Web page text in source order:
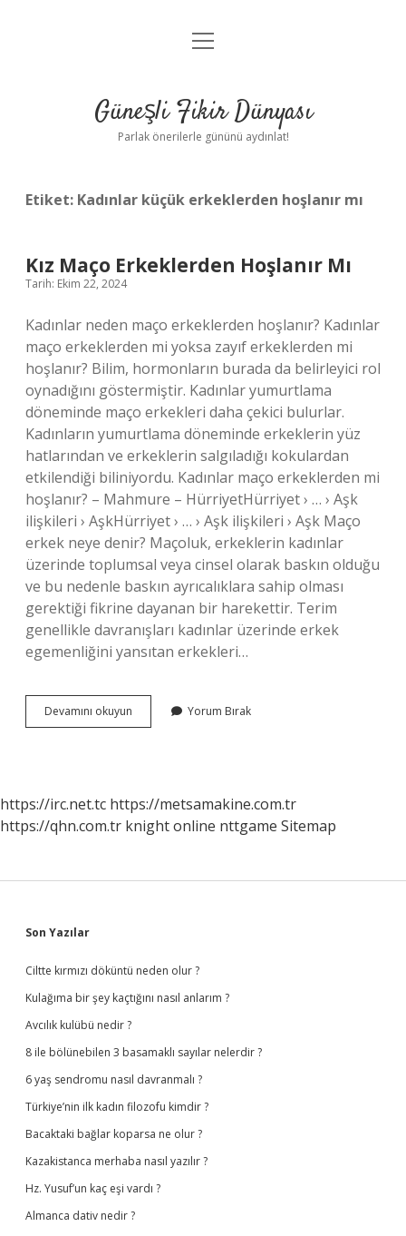
Anasayfa
Yasal Uyarı
menüyü
Güneşli Fikir Dünyası
Parlak önerilerle gününü aydınlat!
Etiket: Kadınlar küçük erkeklerden hoşlanır mı
Kız Maço Erkeklerden Hoşlanır Mı
Tarih: Ekim 22, 2024
Kadınlar neden maço erkeklerden hoşlanır? Kadınlar
maço erkeklerden mi yoksa zayıf erkeklerden mi
hoşlanır? Bilim, hormonların burada da belirleyici rol
oynadığını göstermiştir. Kadınlar yumurtlama
döneminde maço erkekleri daha çekici bulurlar.
Kadınların yumurtlama döneminde erkeklerin yüz
hatlarından ve erkeklerin salgıladığı kokulardan
etkilendiği biliniyordu. Kadınlar maço erkeklerden mi
hoşlanır? – Mahmure – HürriyetHürriyet › … › Aşk
ilişkileri › AşkHürriyet › … › Aşk ilişkileri › Aşk Maço
erkek neye denir? Maçoluk, erkeklerin kadınlar
üzerinde toplumsal veya cinsel olarak baskın olduğu
ve bu nedenle baskın ayrıcalıklara sahip olması
gerektiği fikrine dayanan bir harekettir. Terim
genellikle davranışları kadınlar üzerinde erkek
egemenliğini yansıtan erkekleri…
Devamını okuyun
Maço
Yorum Bırak
https://irc.net.tc https://metsamakine.com.tr
https://qhn.com.tr knight online nttgame Sitemap
Sidebar
Son Yazılar
Ciltte kırmızı döküntü neden olur ?
Kulağıma bir şey kaçtığını nasıl anlarım ?
Avcılık kulübü nedir ?
8 ile bölünebilen 3 basamaklı sayılar nelerdir ?
6 yaş sendromu nasıl davranmalı ?
Türkiye’nin ilk kadın filozofu kimdir ?
Bacaktaki bağlar koparsa ne olur ?
Kazakistanca merhaba nasıl yazılır ?
Hz. Yusuf’un kaç eşi vardı ?
Almanca dativ nedir ?